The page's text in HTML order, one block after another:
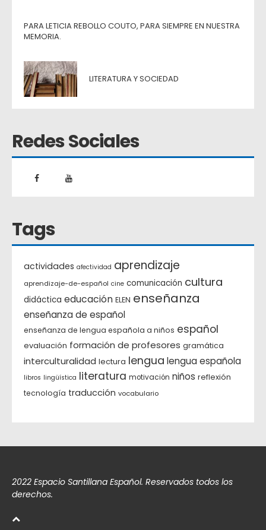
PARA LETICIA REBOLLO COUTO, PARA SIEMPRE EN NUESTRA
MEMORIA.
LITERATURA Y SOCIEDAD
Redes Sociales
Tags
actividades afectividad aprendizaje
aprendizaje-de-español cine comunicación cultura
didáctica educación ELEN enseñanza
enseñanza de español
enseñanza de lengua española a niños español
evaluación formación de profesores gramática
interculturalidad lectura lengua lengua española
libros lingüística literatura motivación niños reflexión
tecnología traducción vocabulario
2022 Espacio Santillana Español. Reservados todos los
derechos.